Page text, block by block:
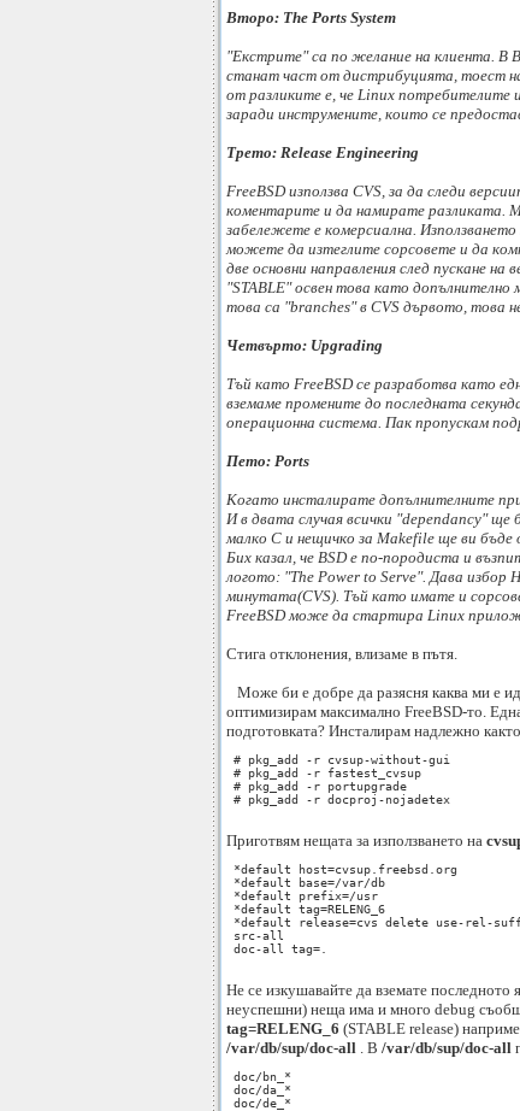
Второ: The Ports System
"Екстрите" са по желание на клиента. В
станат част от дистрибуцията, тоест
от разликите е, че Linux
заради инструмените, които се
Трето: Release Engineering
FreeBSD използва CVS, за да следи
коментарите и да намирате разликата.
забележете е комерсиална.
можете да изтеглите сорсовете и да
две основни направления след пускане
"STABLE" освен това като
това са "branches" в CVS дървото, това
Четвърто: Upgrading
Тъй като FreeBSD се разработва като
вземаме промените до последната
операционна система. Пак пропускам
Пето: Ports
Когато инсталирате допълнителните
И в двата случая всички "dependancy"
малко C и нещичко за Makefile ще ви бъде
Бих казал, че BSD е по-породиста и
логото: "The Power to Serve". Дава избор
минутата(CVS). Тъй като имате и
FreeBSD може да стартира Linux
Стига отклонения, влизаме в пътя.
Може би е добре да разясня каква ми е
оптимизирам максимално FreeBSD-то.
подготовката? Инсталирам надлежно
# pkg_add -r cvsup-without-gui
# pkg_add -r fastest_cvsup
# pkg_add -r portupgrade
# pkg_add -r docproj-nojadetex
Приготвям нещата за използването на
*default host=cvsup.freebsd.org
*default base=/var/db
*default prefix=/usr
*default tag=RELENG_6
*default release=cvs delete use-rel-
src-all
doc-all tag=.
Не се изкушавайте да вземате
неуспешни) неща има и много debug
tag=RELENG_6 (STABLE release)
/var/db/sup/doc-all . В /var/db/sup/doc-all
doc/bn_*
doc/da_*
doc/de_*